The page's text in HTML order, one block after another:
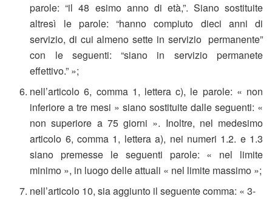
parole: “il 48 esimo anno di età,”. Siano sostituite
altresì le parole: “hanno compiuto dieci anni di
servizio, di cui almeno sette in servizio permanente”
con le seguenti: “siano in servizio permanete
effettivo.” »;
nell’articolo 6, comma 1, lettera c), le parole: « non
inferiore a tre mesi » siano sostituite dalle seguenti: «
non superiore a 75 giorni ». Inoltre, nel medesimo
articolo 6, comma 1, lettera a), nei numeri 1.2. e 1.3
siano premesse le seguenti parole: « nel limite
minimo », in luogo delle attuali « nel limite massimo »;
nell’articolo 10, sia aggiunto il seguente comma: « 3-